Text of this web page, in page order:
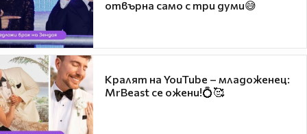
отвърна само с три думи😅
Кралят на YouTube – младоженец:
MrBeast се ожени!💍🥰